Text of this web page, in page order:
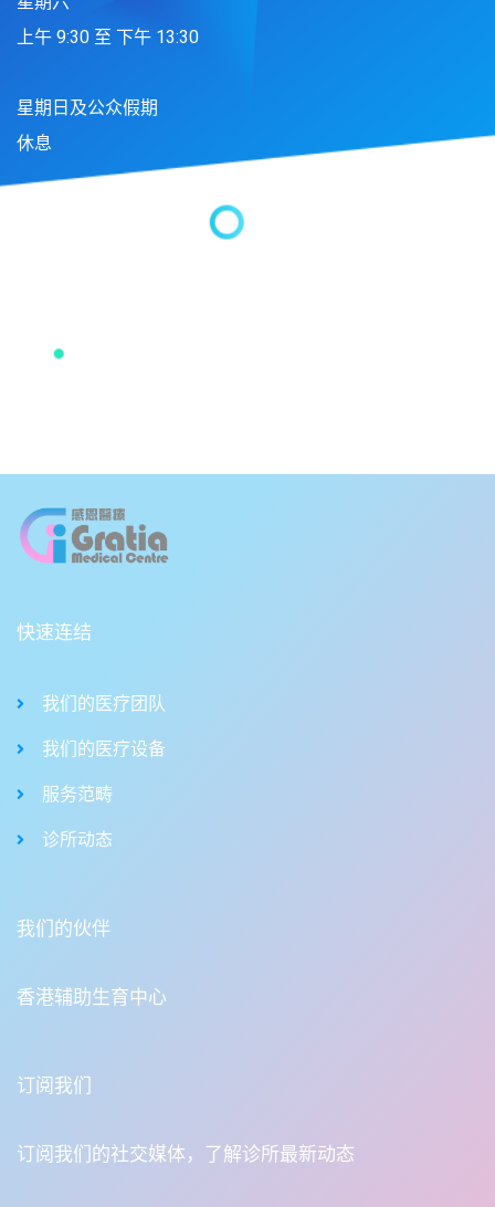
上午 9:30 至 下午 13:30
星期日及公众假期
休息
快速连结
我们的医疗团队
我们的医疗设备
服务范畴
诊所动态
我们的伙伴
香港辅助生育中心
订阅我们
订阅我们的社交媒体，了解诊所最新动态